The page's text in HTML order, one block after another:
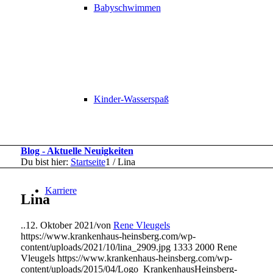
Babyschwimmen
Kinder-Wasserspaß
Karriere
Blog - Aktuelle Neuigkeiten
Du bist hier: Startseite1 / Lina
Lina
..12. Oktober 2021/von Rene Vleugels
https://www.krankenhaus-heinsberg.com/wp-
content/uploads/2021/10/lina_2909.jpg 1333 2000 Rene
Vleugels https://www.krankenhaus-heinsberg.com/wp-
content/uploads/2015/04/Logo_KrankenhausHeinsberg-